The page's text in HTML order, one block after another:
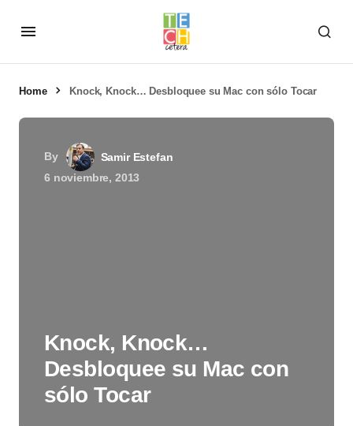
Home Knock, Knock… Desbloquee su Mac con sólo Tocar
By
Samir Estefan
6 noviembre, 2013
Knock, Knock…
Desbloquee su Mac con
sólo Tocar